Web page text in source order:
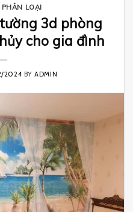
LOẠI
3d phòng
cho gia đình
2024 BYADMIN